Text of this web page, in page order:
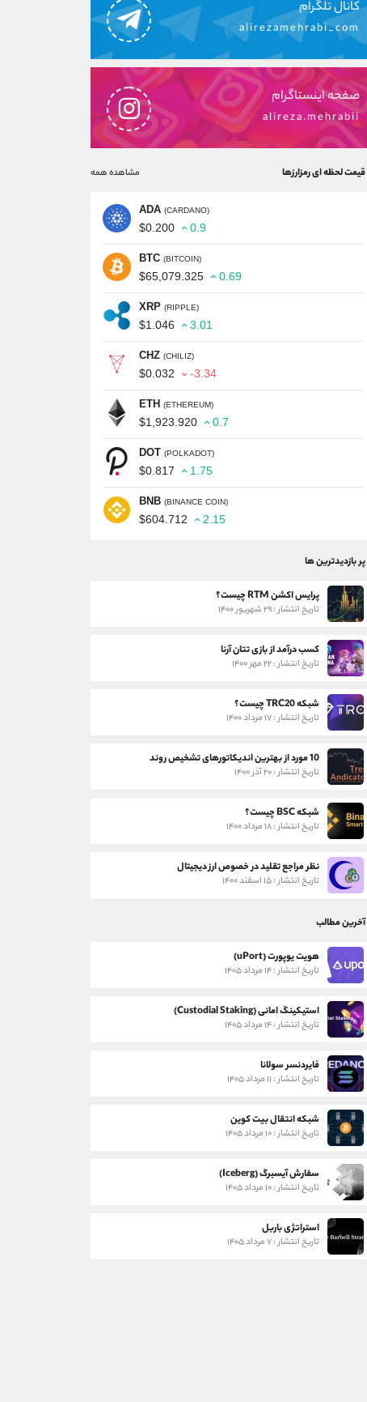
کانال تلگرام
alirezamehrabi_com
صفحه اینستاگرام
alireza.mehrabii
قیمت لحظه ای رمزارزها مشاهده همه
ADA (CARDANO)
$0.200 0.9
BTC (BITCOIN)
$65,079.325 0.69
XRP (RIPPLE)
$1.046 3.01
CHZ (CHILIZ)
$0.032 -3.34
ETH (ETHEREUM)
$1,923.920 0.7
DOT (POLKADOT)
$0.817 1.75
BNB (BINANCE COIN)
$604.712 2.15
پر بازدیدترین ها
پرایس اکشن RTM چیست؟
تاریخ انتشار : ۲۹ شهریور ۱۴۰۰
کسب درآمد از بازی تتان آرنا
تاریخ انتشار : ۲۲ مهر ۱۴۰۰
شبکه TRC20 چیست؟
تاریخ انتشار : ۱۷ مرداد ۱۴۰۰
10 مورد از بهترین اندیکاتورهای تشخیص روند
تاریخ انتشار : ۲۰ آذر ۱۴۰۰
شبکه BSC چیست؟
تاریخ انتشار : ۱۸ مرداد ۱۴۰۰
نظر مراجع تقلید در خصوص ارز دیجیتال
تاریخ انتشار : ۱۵ اسفند ۱۴۰۰
آخرین مطالب
هویت یوپورت (uPort)
تاریخ انتشار : ۱۴ مرداد ۱۴۰۵
استیکینگ امانی (Custodial Staking)
تاریخ انتشار : ۱۴ مرداد ۱۴۰۵
فایردنسر سولانا
تاریخ انتشار : ۱۱ مرداد ۱۴۰۵
شبکه انتقال بیت کوین
تاریخ انتشار : ۱۰ مرداد ۱۴۰۵
سفارش آیسبرگ (Iceberg)
تاریخ انتشار : ۱۰ مرداد ۱۴۰۵
استراتژی باربل
تاریخ انتشار : ۷ مرداد ۱۴۰۵